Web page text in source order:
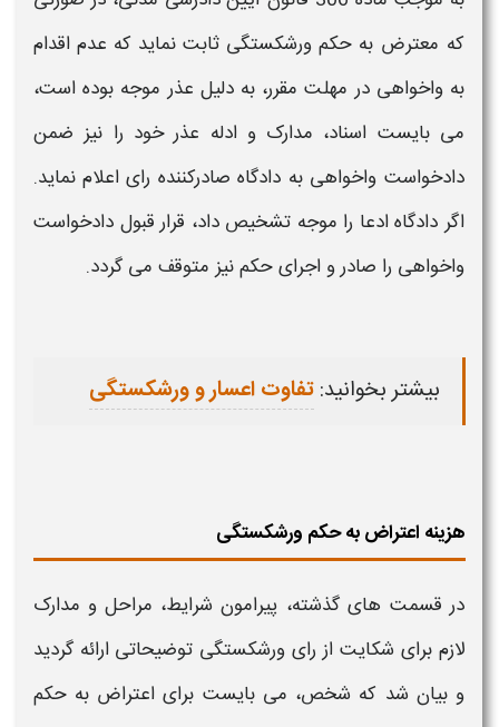
که معترض به حکم ورشکستگی ثابت نماید که عدم اقدام
به واخواهی در مهلت مقرر، به دلیل عذر موجه بوده است،
می بایست اسناد، مدارک و ادله عذر خود را نیز ضمن
دادخواست واخواهی به دادگاه صادرکننده رای اعلام نماید.
اگر دادگاه ادعا را موجه تشخیص داد، قرار قبول دادخواست
واخواهی را صادر و اجرایحکمنیز متوقف می گردد.
بیشتر بخوانید:تفاوت اعسار و ورشکستگی
هزینه اعتراض به حکم ورشکستگی
در قسمت های گذشته، پیرامون شرایط، مراحل و مدارک
لازم برای شکایت از رای ورشکستگی توضیحاتی ارائه گردید
و بیان شد که شخص، می بایست برای اعتراض به حکم